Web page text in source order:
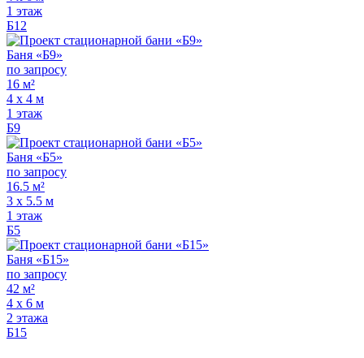
1 этаж
Б12
Баня «Б9»
по запросу
16 м²
4 х 4 м
1 этаж
Б9
Баня «Б5»
по запросу
16.5 м²
3 х 5.5 м
1 этаж
Б5
Баня «Б15»
по запросу
42 м²
4 х 6 м
2 этажа
Б15